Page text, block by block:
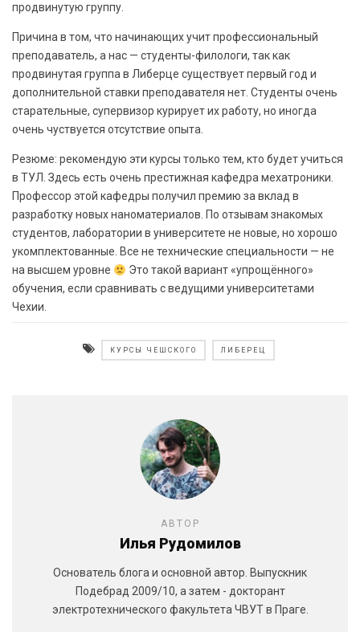
продвинутую группу.
Причина в том, что начинающих учит профессиональный
преподаватель, а нас — студенты-филологи, так как
продвинутая группа в Либерце существует первый год и
дополнительной ставки преподавателя нет. Студенты очень
старательные, супервизор курирует их работу, но иногда
очень чуствуется отсутствие опыта.
Резюме: рекомендую эти курсы только тем, кто будет учиться
в ТУЛ. Здесь есть очень престижная кафедра мехатроники.
Профессор этой кафедры получил премию за вклад в
разработку новых наноматериалов. По отзывам знакомых
студентов, лаборатории в университете не новые, но хорошо
укомплектованные. Все не технические специальности — не
на высшем уровне
Это такой вариант «упрощённого»
обучения, если сравнивать с ведущими университетами
Чехии.
КУРСЫ ЧЕШСКОГО ЛИБЕРЕЦ
АВТОР
Илья Рудомилов
Основатель блога и основной автор. Выпускник
Подебрад 2009/10, а затем - докторант
электротехнического факультета ЧВУТ в Праге.